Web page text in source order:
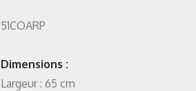
51COARP
Dimensions :
Largeur : 65 cm